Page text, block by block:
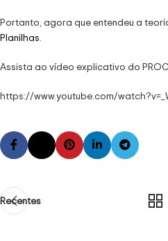
Portanto, agora que entendeu a
Planilhas
Assista ao vídeo explicativo do
https://www.youtube.com/
Recentes